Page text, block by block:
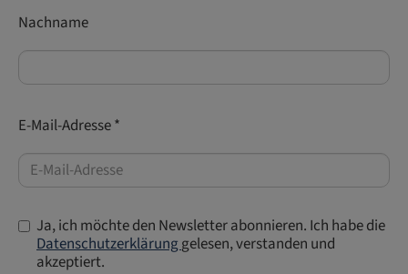
Nachname
E-Mail-Adresse *
Ja, ich möchte den Newsletter abonnieren. Ich habe die
Datenschutzerklärunggelesen, verstanden und
akzeptiert.